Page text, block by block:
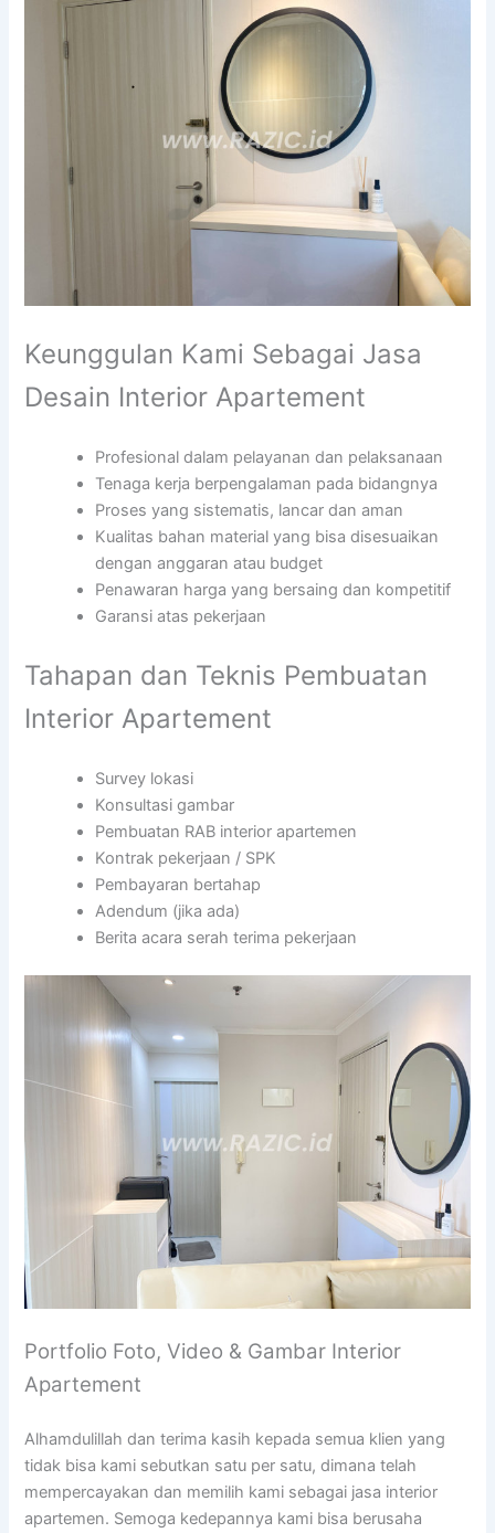
Keunggulan Kami Sebagai Jasa
Desain Interior Apartement
Profesional dalam pelayanan dan pelaksanaan
Tenaga kerja berpengalaman pada bidangnya
Proses yang sistematis, lancar dan aman
Kualitas bahan material yang bisa disesuaikan
dengan anggaran atau budget
Penawaran harga yang bersaing dan kompetitif
Garansi atas pekerjaan
Tahapan dan Teknis Pembuatan
Interior Apartement
Survey lokasi
Konsultasi gambar
Pembuatan RAB interior apartemen
Kontrak pekerjaan / SPK
Pembayaran bertahap
Adendum (jika ada)
Berita acara serah terima pekerjaan
Portfolio Foto, Video & Gambar Interior
Apartement
Alhamdulillah dan terima kasih kepada semua klien yang
tidak bisa kami sebutkan satu per satu, dimana telah
mempercayakan dan memilih kami sebagai jasa interior
apartemen. Semoga kedepannya kami bisa berusaha